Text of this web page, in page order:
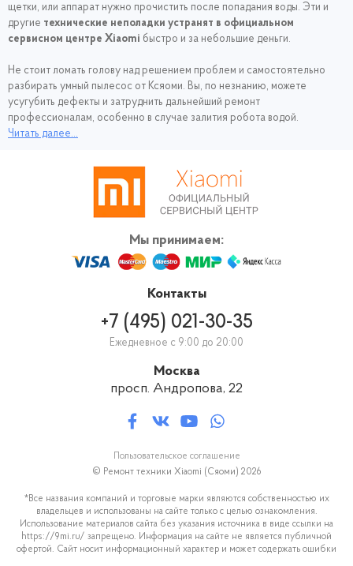
щетки, или аппарат нужно прочистить после попадания воды. Эти и
другие технические неполадки устранят в официальном
сервисном центре Xiaomi быстро и за небольшие деньги.
Не стоит ломать голову над решением проблем и самостоятельно
разбирать умный пылесос от Ксяоми. Вы, по незнанию, можете
усугубить дефекты и затруднить дальнейший ремонт
профессионалам, особенно в случае залития робота водой.
Обращайтесь с Mijia LDS Vacuum Cleaner к нашим мастерам, чтобы
отремонтировали робот-пылесос согласно утвержденным
компанией-производителем инструкциям.
Читать далее...
Мы принимаем:
Контакты
+7 (495) 021-30-35
Ежедневное с 9:00 до 20:00
Москва
просп. Андропова, 22
Пользовательское соглашение
© Ремонт техники Xiaomi (Сяоми) 2026
*Все названия компаний и торговые марки являются собственностью их
владельцев и использованы на сайте только с целью ознакомления.
Использование материалов сайта без указания источника в виде ссылки на
https://9mi.ru/ запрещено. Информация на сайте не является публичной
офертой. Сайт носит информационный характер и может содержать ошибки